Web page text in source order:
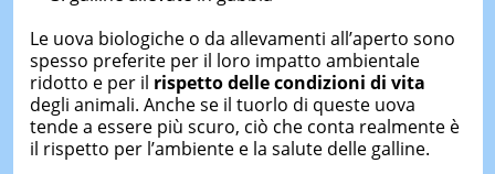
Le uova biologiche o da allevamenti all’aperto sono
spesso preferite per il loro impatto ambientale
ridotto e per il rispetto delle condizioni di vita
degli animali. Anche se il tuorlo di queste uova
tende a essere più scuro, ciò che conta realmente è
il rispetto per l’ambiente e la salute delle galline.